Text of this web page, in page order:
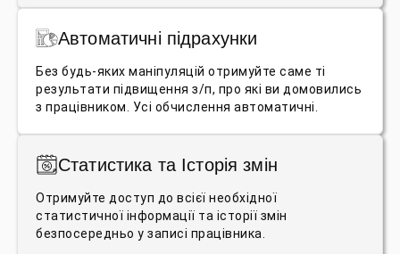
Автоматичні підрахунки
Без будь-яких маніпуляцій отримуйте саме ті
результати підвищення з/п, про які ви домовились
з працівником. Усі обчислення автоматичні.
Статистика та Історія змін
Отримуйте доступ до всієї необхідної
статистичної інформації та історії змін
безпосередньо у записі працівника.